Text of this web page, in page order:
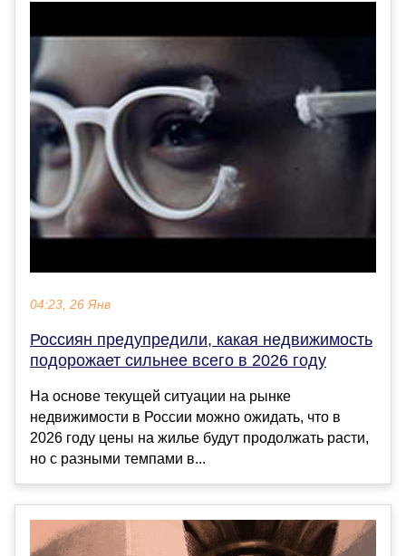
04:23, 26 Янв
Россиян предупредили, какая недвижимость
подорожает сильнее всего в 2026 году
На основе текущей ситуации на рынке
недвижимости в России можно ожидать, что в
2026 году цены на жилье будут продолжать расти,
но с разными темпами в...